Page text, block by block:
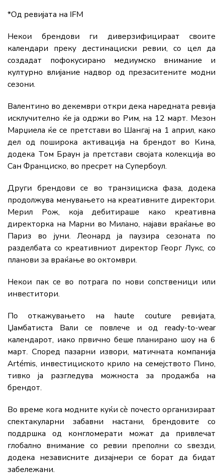
*Од ревијата на IFM
Некои брендови ги диверзифицираат своите
календари преку дестинациски ревии, со цел да
создадат пофокусирано медиумско внимание и
културно влијание надвор од презаситените модни
сезони.
Валентино во декември откри дека наредната ревија
исклучително ќе ја одржи во Рим, на 12 март. Мезон
Марџиела ќе се претстави во Шангај на 1 април, како
дел од поширока активација на брендот во Кина,
додека Том Браун ја претстави својата колекција во
Сан Франциско, во пресрет на Супербоул.
Други брендови се во транзициска фаза, додека
продолжува менувањето на креативните директори.
Мерил Рож, која дебитираше како креативна
директорка на Марни во Милано, најави враќање во
Париз во јуни. Леонард ја паузира сезоната по
разделбата со креативниот директор Георг Лукс, со
планови за враќање во октомври.
Некои пак се во потрага по нови сопственици или
инвеститори.
По откажувањето на haute couture ревијата,
Џамбатиста Вали се повлече и од ready-to-wear
календарот, иако првично беше планирано шоу на 6
март. Според пазарни извори, матичната компанија
Artémis, инвестициското крило на семејството Пино,
тивко ја разгледува можноста за продажба на
брендот.
Во време кога модните куќи сè почесто организираат
спектакуларни забавни настани, брендовите со
поддршка од конгломерати можат да привлечат
глобално внимание со ревии преполни со ѕвезди,
додека независните дизајнери се борат да бидат
забележани.